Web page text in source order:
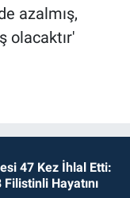
azalmış,
olacaktır'
47 Kez İhlal Etti:
Filistinli Hayatını